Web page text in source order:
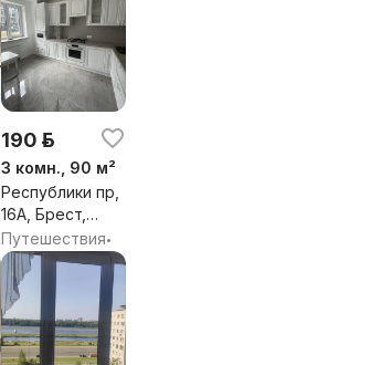
190 р.
3 комн., 90 м²
Республики пр,
16А, Брест,
Брестская обл.
Путешествия•